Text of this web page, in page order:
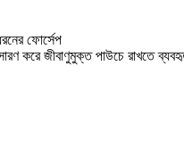
ফোর্সেপ
করে জীবাণুমুক্ত পাউচে রাখতে